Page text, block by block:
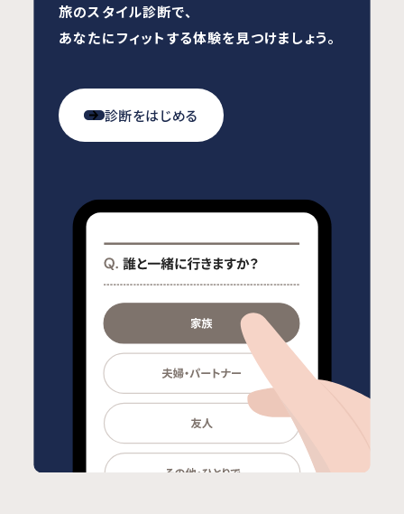
旅のスタイル診断で、
あなたにフィットする体験を見つけましょう。
診断をはじめる